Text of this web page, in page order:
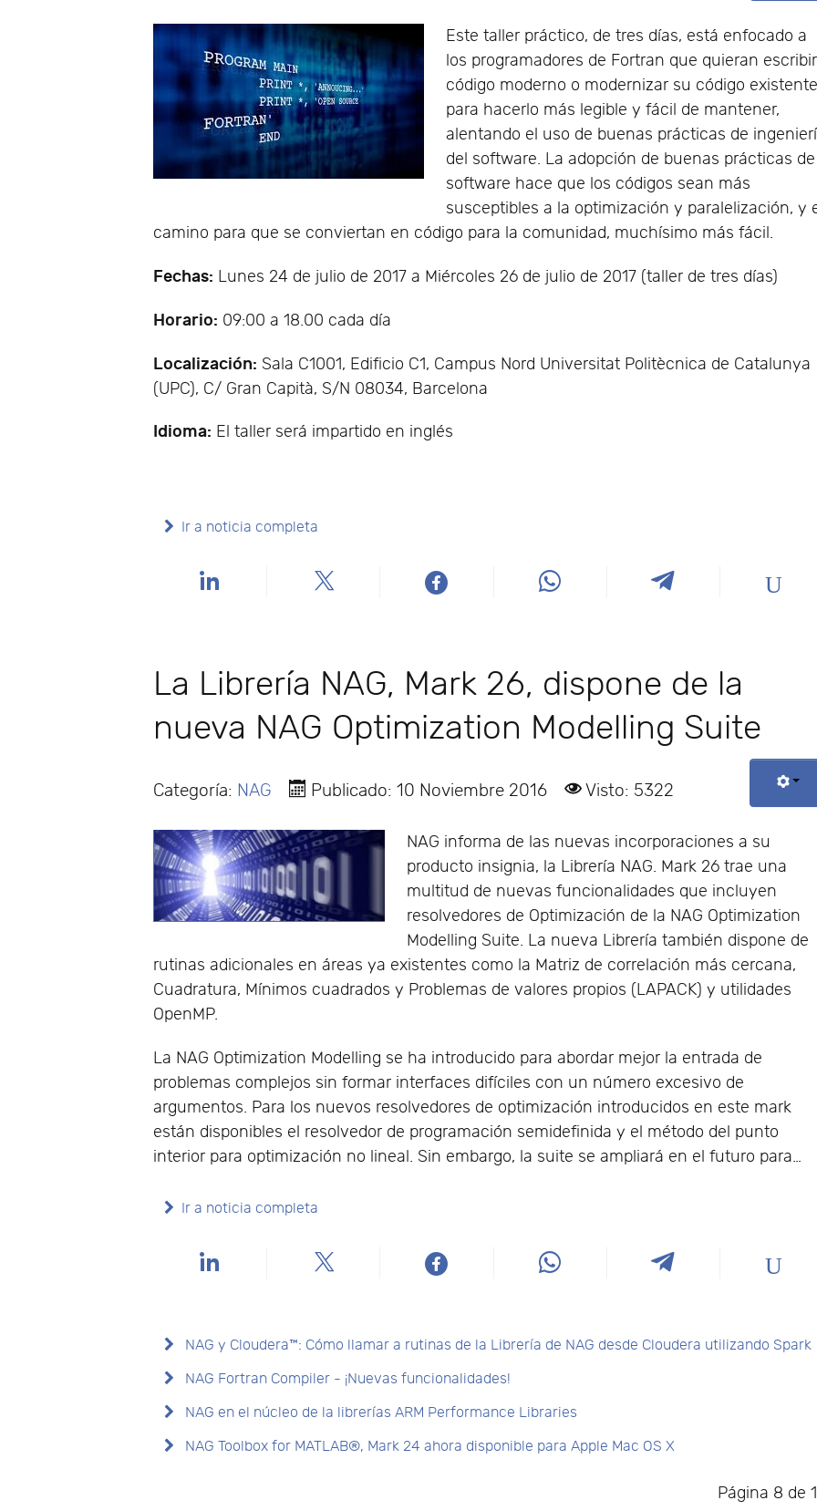
Este taller práctico, de tres días, está enfocado a
los programadores de Fortran que quieran escribir
código moderno o modernizar su código
para hacerlo más legible y fácil de mantener,
alentando el uso de buenas prácticas de
del software. La adopción de buenas prácticas de
software hace que los códigos sean más
susceptibles a la optimización y paralelización, y
camino para que se conviertan en código para la comunidad, muchísimo más fácil.
Fechas: Lunes 24 de julio de 2017 a Miércoles 26 de julio de 2017 (taller de tres días)
Horario: 09:00 a 18.00 cada día
Localización: Sala C1001, Edificio C1, Campus Nord Universitat Politècnica de Catalunya
(UPC), C/ Gran Capità, S/N 08034, Barcelona
Idioma: El taller será impartido en inglés
Ir a noticia completa
La Librería NAG, Mark 26, dispone de la
nueva NAG Optimization Modelling Suite
Categoría: NAG Publicado: 10 Noviembre 2016 Visto: 5322
NAG informa de las nuevas incorporaciones a su
producto insignia, la Librería NAG. Mark 26 trae una
multitud de nuevas funcionalidades que incluyen
resolvedores de Optimización de la NAG Optimization
Modelling Suite. La nueva Librería también dispone de
rutinas adicionales en áreas ya existentes como la Matriz de correlación más cercana,
Cuadratura, Mínimos cuadrados y Problemas de valores propios (LAPACK) y utilidades
OpenMP.
La NAG Optimization Modelling se ha introducido para abordar mejor la entrada de
problemas complejos sin formar interfaces difíciles con un número excesivo de
argumentos. Para los nuevos resolvedores de optimización introducidos en este mark
están disponibles el resolvedor de programación semidefinida y el método del punto
interior para optimización no lineal. Sin embargo, la suite se ampliará en el futuro para…
Ir a noticia completa
NAG y Cloudera™: Cómo llamar a rutinas de la Librería de NAG desde Cloudera utilizando Spark
NAG Fortran Compiler - ¡Nuevas funcionalidades!
NAG en el núcleo de la librerías ARM Performance Libraries
NAG Toolbox for MATLAB®, Mark 24 ahora disponible para Apple Mac OS X
Página 8 de